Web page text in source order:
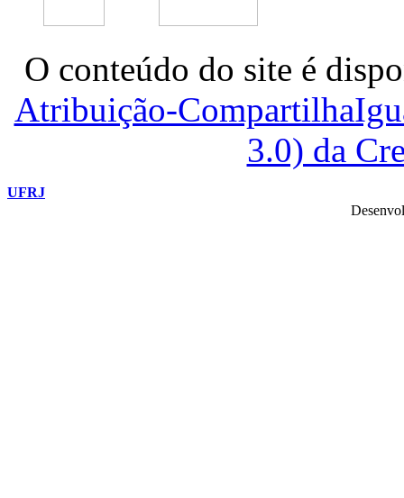
O conteúdo do site é
Atribuição-
3.0) da
UFRJ